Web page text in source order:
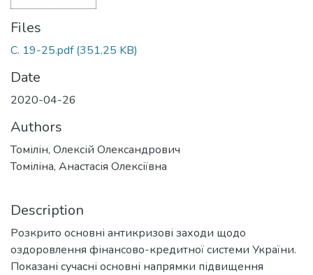
Files
С. 19-25.pdf(351.25 KB)
Date
2020-04-26
Authors
Томілін, Олексій Олександрович
Томіліна, Анастасія Олексіївна
Description
Розкрито основні антикризові заходи щодо
оздоровлення фінансово-кредитної системи України.
Показані сучасні основні напрямки підвищення